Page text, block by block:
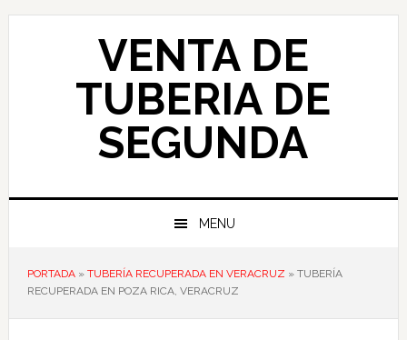
Skip
Skip
Skip
VENTA DE
TUBERIA DE
SEGUNDA
MENU
PORTADA» TUBERÍA RECUPERADA EN VERACRUZ » TUBERÍA
RECUPERADA EN POZA RICA, VERACRUZ